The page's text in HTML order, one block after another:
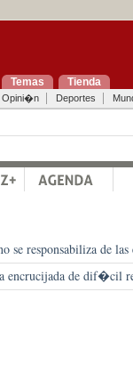
Temas Tienda
Opini�n Deportes
se responsabiliza de las
encrucijada de dif�cil